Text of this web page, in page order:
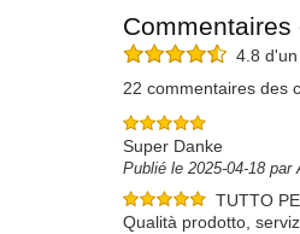
Commentaires
4.8
22 commentaires des
Super Danke
Publié le 2025-04-18 par
TUTTO
Qualità prodotto,